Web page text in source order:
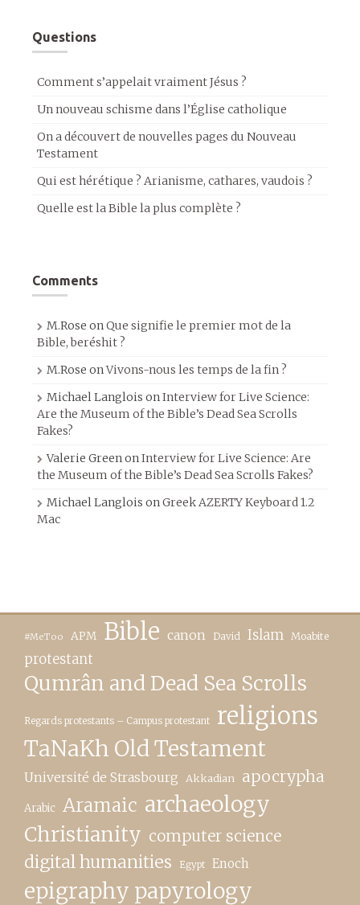
Questions
Comment s’appelait vraiment Jésus ?
Un nouveau schisme dans l’Église catholique
On a découvert de nouvelles pages du Nouveau
Testament
Qui est hérétique ? Arianisme, cathares, vaudois ?
Quelle est la Bible la plus complète ?
Comments
M.Rose onQue signifie le premier mot de la
Bible, beréshit ?
M.Rose onVivons-nous les temps de la fin ?
Michael Langlois onInterview for Live Science:
Are the Museum of the Bible’s Dead Sea Scrolls
Fakes?
Valerie GreenonInterview for Live Science: Are
the Museum of the Bible’s Dead Sea Scrolls Fakes?
Michael Langlois onGreek AZERTY Keyboard 1.2
Mac
#MeToo APM Bible canon David Islam Moabite
protestant
Qumrân and Dead Sea Scrolls
Regards protestants – Campus protestant religions
TaNaKh Old Testament
Université de Strasbourg Akkadian apocrypha
Arabic Aramaic archaeology
Christianity computer science
digital humanities Egypt Enoch
epigraphy papyrology